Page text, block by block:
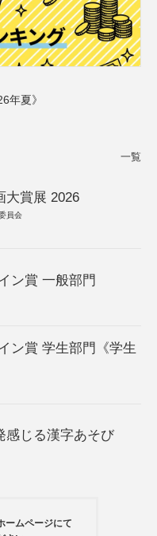
年夏》
一覧
大賞展 2026
員会
ン賞 一般部門
ン賞 学生部門《学生
感じる漢字あそび
ームページにて